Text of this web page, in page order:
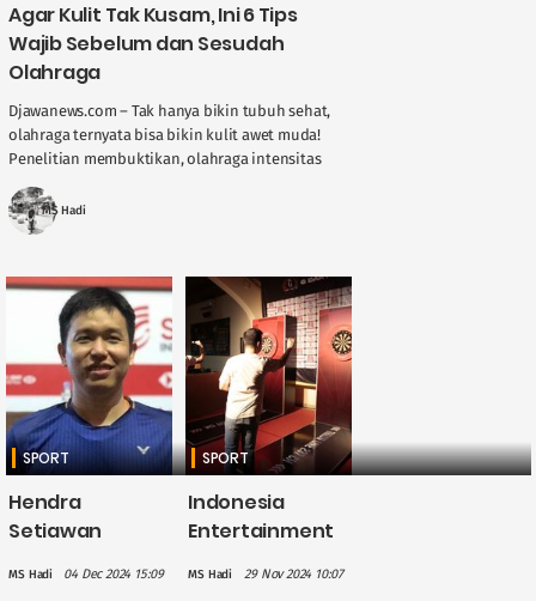
Agar Kulit Tak Kusam, Ini 6 Tips
Wajib Sebelum dan Sesudah
Olahraga
Djawanews.com – Tak hanya bikin tubuh sehat,
olahraga ternyata bisa bikin kulit awet muda!
Penelitian membuktikan, olahraga intensitas
tinggi bisa mencegah penuaan dini. Tapi hati-
hati, kalau salah ....
MS Hadi
SPORT
Hendra
Setiawan
MS Hadi 04 Dec 2024 15:09
SPORT
Indonesia
Entertainment
MS Hadi 29 Nov 2024 10:07